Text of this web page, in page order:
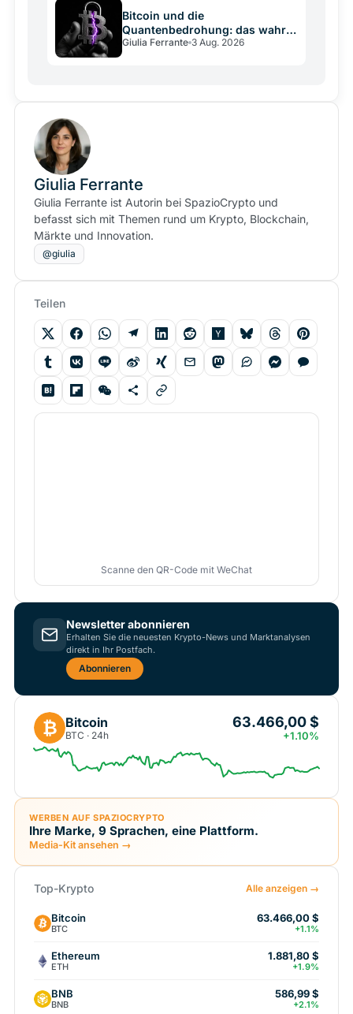
Bitcoin und die
Quantenbedrohung: das wahre
Risiko ist die
Giulia Ferrante 3 Aug. 2026
Giulia Ferrante
Giulia Ferrante ist Autorin bei SpazioCrypto und
befasst sich mit Themen rund um Krypto, Blockchain,
Märkte und Innovation.
@giulia
Teilen
Scanne den QR-Code mit WeChat
Newsletter abonnieren
Erhalten Sie die neuesten Krypto-News und Marktanalysen
direkt in Ihr Postfach.
Abonnieren
₿ Bitcoin
BTC · 24h
63.466,00 $
+1.10%
WERBEN AUF SPAZIOCRYPTO
Ihre Marke, 9 Sprachen, eine Plattform.
Media-Kit ansehen →
Top-Krypto Alle anzeigen →
Bitcoin
BTC
63.466,00 $
+1.1%
Ethereum
ETH
1.881,80 $
+1.9%
BNB
BNB
586,99 $
+2.1%